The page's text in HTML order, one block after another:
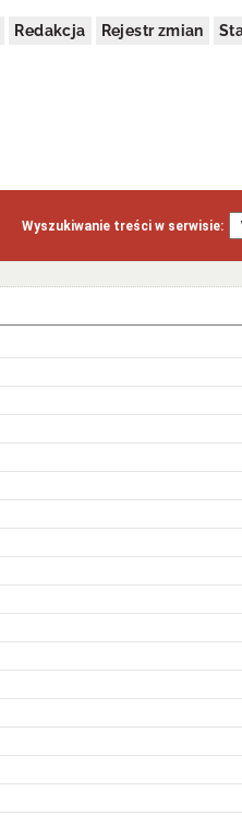
Redakcja Rejestr zmian
Wyszukiwanie treści w serwisie: